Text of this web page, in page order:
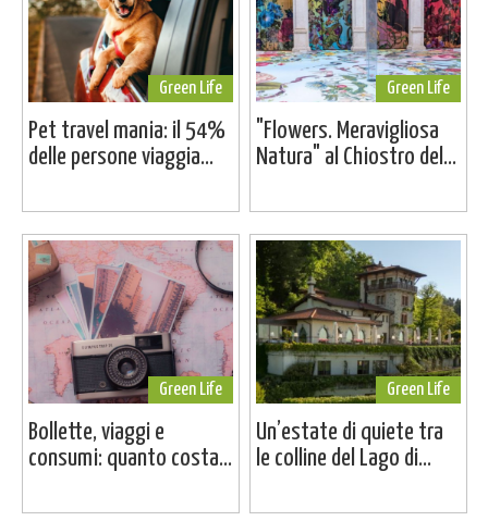
Green Life
Pet travel mania: il 54%
delle persone viaggia...
Green Life
"Flowers. Meravigliosa
Natura" al Chiostro del...
Green Life
Bollette, viaggi e
consumi: quanto costa...
Green Life
Un’estate di quiete tra
le colline del Lago di...